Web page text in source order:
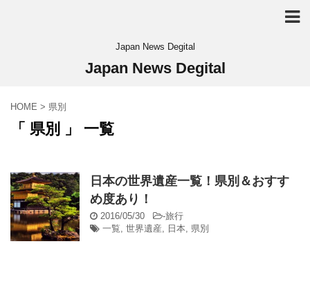
Japan News Degital
Japan News Degital
HOME > 県別
「 県別 」 一覧
日本の世界遺産一覧！県別＆おすす
め度あり！
2016/05/30 -旅行
一覧, 世界遺産, 日本, 県別